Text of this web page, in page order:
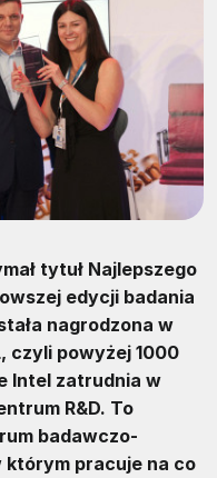
tytuł Najlepszego
edycji badania
nagrodzona w
czyli powyżej 1000
Intel zatrudnia w
R&D. To
badawczo-
którym pracuje na co